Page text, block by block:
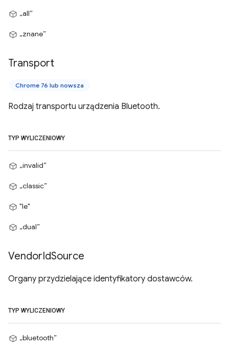
„all”
„znane”
Transport
Chrome 76 lub nowsza
Rodzaj transportu urządzenia Bluetooth.
TYP WYLICZENIOWY
„invalid”
„classic”
"le"
„dual”
VendorIdSource
Organy przydzielające identyfikatory dostawców.
TYP WYLICZENIOWY
„bluetooth”